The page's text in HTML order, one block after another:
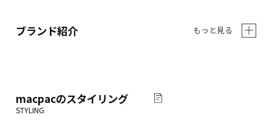
ブランド紹介 もっと見る
macpacのスタイリング